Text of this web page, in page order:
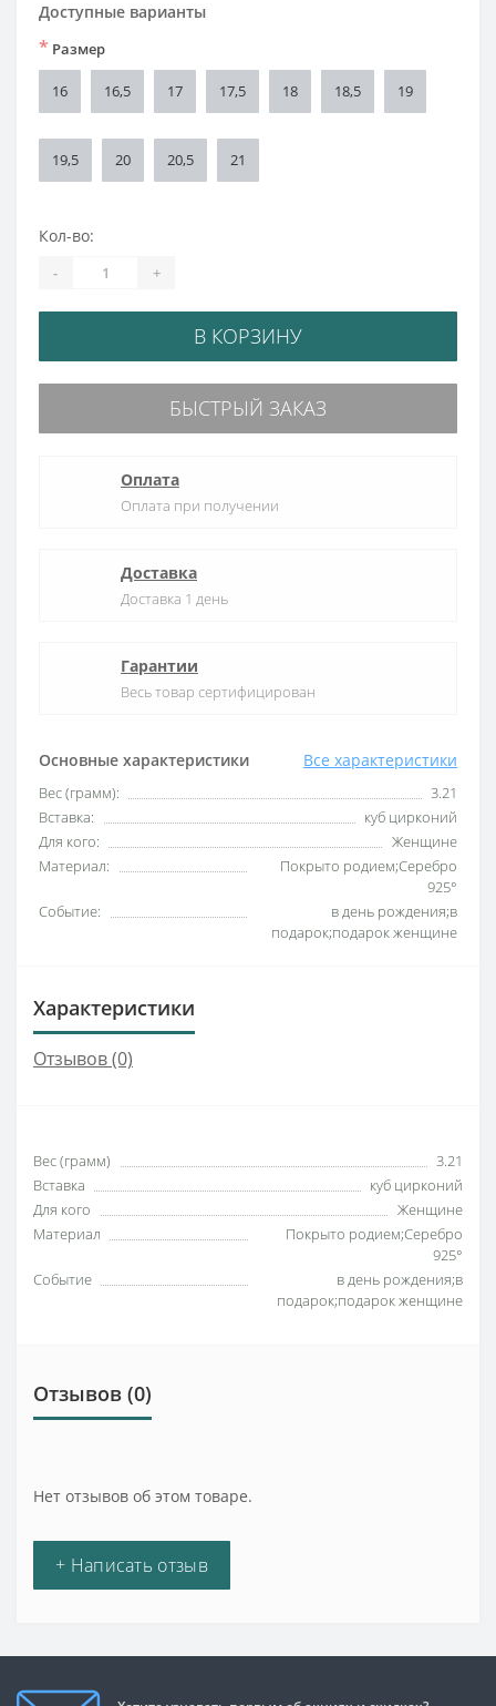
Основные характеристики Все характеристики
Вес (грамм):
3.21
Вставка:
куб цирконий
Для кого:
Женщине
Материал:
Покрыто родием;Серебро
925°
Событие:
в день рождения;в
подарок;подарок женщине
Доступные варианты
* Размер
16 16,5 17 17,5 18 18,5 19
19,5 20 20,5 21
Кол-во:
- +
В КОРЗИНУ
БЫСТРЫЙ ЗАКАЗ
Оплата
Оплата при получении
Доставка
Доставка 1 день
Гарантии
Весь товар сертифицирован
Характеристики
Отзывов (0)
Вес (грамм)
3.21
Вставка
куб цирконий
Для кого
Женщине
Материал
Покрыто родием;Серебро
925°
Событие
в день рождения;в
подарок;подарок женщине
Отзывов (0)
Нет отзывов об этом товаре.
+ Написать отзыв